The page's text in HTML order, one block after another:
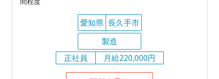
愛知県 長久手市
製造
正社員
月給220,000円